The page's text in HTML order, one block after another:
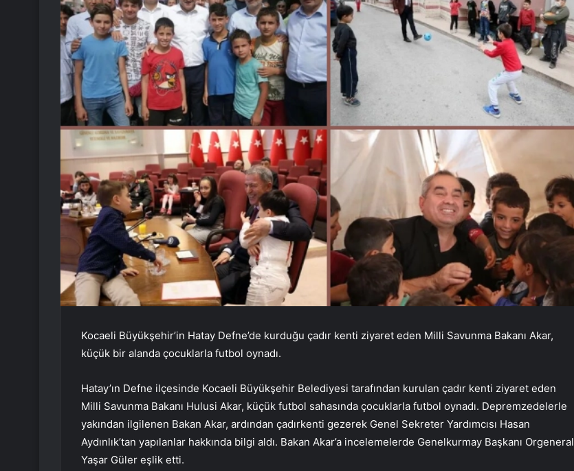
Kocaeli Büyükşehir’in Hatay Defne’de kurduğu çadır kenti ziyaret eden Milli Savunma Bakanı Akar,
küçük bir alanda çocuklarla futbol oynadı.
Hatay’ın Defne ilçesinde Kocaeli Büyükşehir Belediyesi tarafından kurulan çadır kenti ziyaret eden
Milli Savunma Bakanı Hulusi Akar, küçük futbol sahasında çocuklarla futbol oynadı. Depremzedelerle
yakından ilgilenen Bakan Akar, ardından çadırkenti gezerek Genel Sekreter Yardımcısı Hasan
Aydınlık’tan yapılanlar hakkında bilgi aldı. Bakan Akar’a incelemelerde Genelkurmay Başkanı Orgeneral
Yaşar Güler eşlik etti.